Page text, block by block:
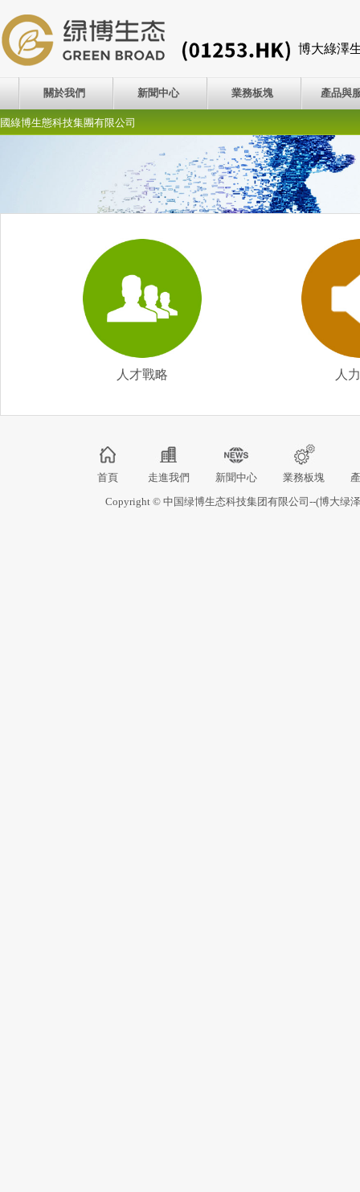
博大綠澤
關於我們 新聞中心 業務板塊 產品與
綠博生態科技集團有限公司
人才戰略 人
首頁 走進我們 新聞中心 業務板塊
Copyright © 中国绿博生态科技集团有限公司--(博大